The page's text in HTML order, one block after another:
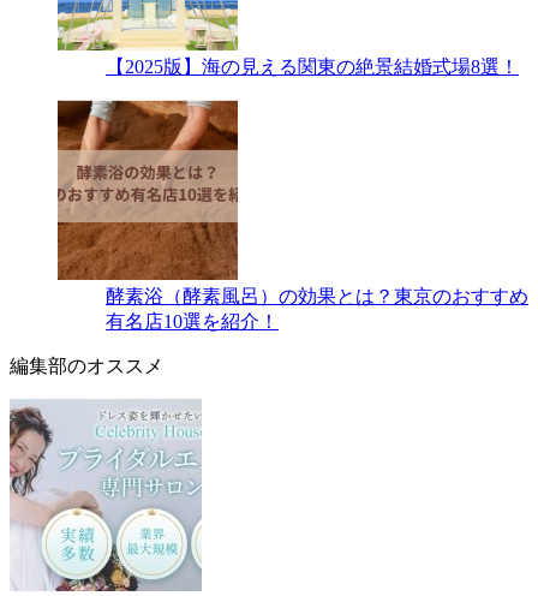
【2025版】海の見える関東の絶景結婚式場8選！
酵素浴（酵素風呂）の効果とは？東京のおすすめ
有名店10選を紹介！
編集部のオススメ